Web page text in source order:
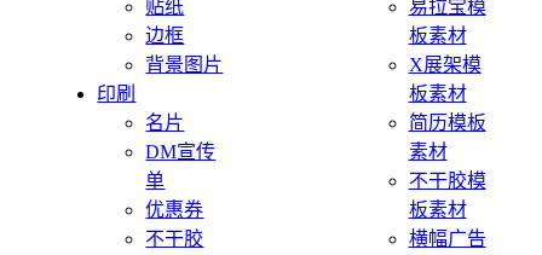
贴纸
边框
背景图片
印刷
名片
DM宣传
单
优惠券
不干胶
易拉宝模
板素材
X展架模
板素材
简历模板
素材
不干胶模
板素材
横幅广告